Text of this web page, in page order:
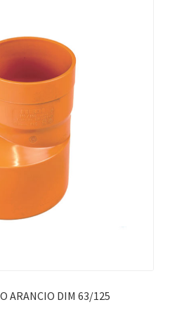
ARANCIO DIM 63/125